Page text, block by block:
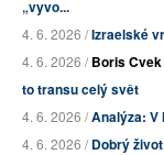
„vyvo...
4. 6. 2026 /Izraelské
4. 6. 2026 /Boris Cvek
to transu celý svět
4. 6. 2026 /Analýza:
4. 6. 2026 /Dobrý